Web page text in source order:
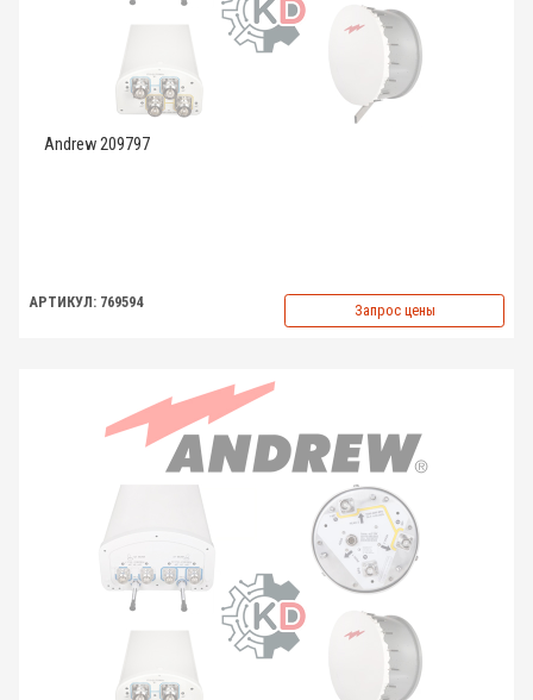
Andrew 209797
АРТИКУЛ: 769594 Запрос цены